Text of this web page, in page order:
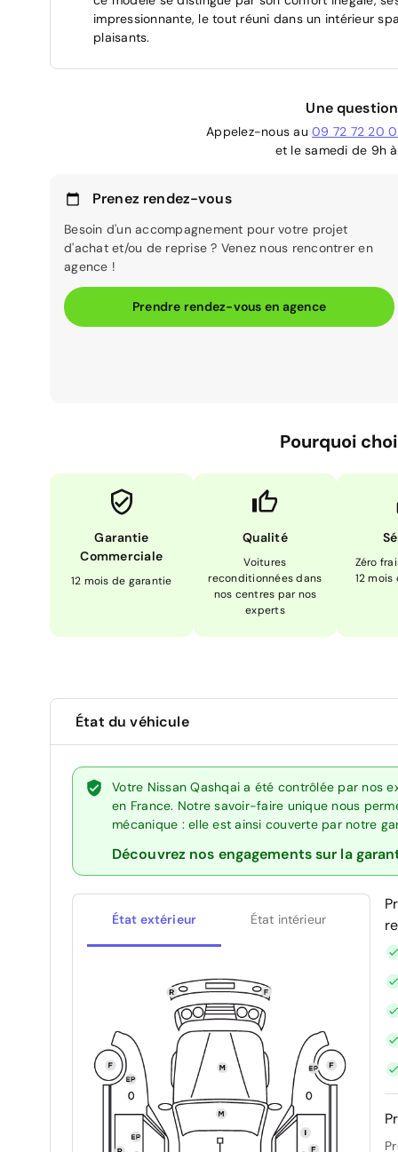
impressionnante, le tout réuni dans un intérieur
plaisants.
Une
Appelez-nous au 09 72 72 20
et le samedi de 9h
Prenez rendez-vous
Besoin d'un accompagnement pour votre projet
d'achat et/ou de reprise ? Venez nous rencontrer en
agence !
Prendre rendez-vous en agence
Pourquoi
Garantie
Commerciale
12 mois de garantie
Qualité
Voitures
reconditionnées dans
nos centres par nos
experts
Zéro
12 mois
État du véhicule
Votre Nissan Qashqai a été contrôlée par nos
en France. Notre savoir-faire unique nous
mécanique : elle est ainsi couverte par notre
Découvrez nos engagements sur la
État extérieur État intérieur